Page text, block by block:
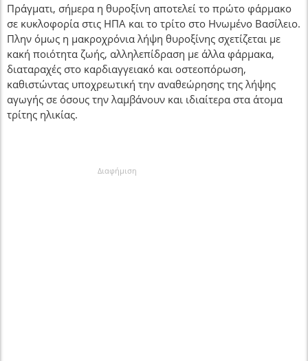
Πράγματι, σήμερα η θυροξίνη αποτελεί το πρώτο φάρμακο
σε κυκλοφορία στις ΗΠΑ και το τρίτο στο Ηνωμένο Βασίλειο.
Πλην όμως η μακροχρόνια λήψη θυροξίνης σχετίζεται με
κακή ποιότητα ζωής, αλληλεπίδραση με άλλα φάρμακα,
διαταραχές στο καρδιαγγειακό και οστεοπόρωση,
καθιστώντας υποχρεωτική την αναθεώρησης της λήψης
αγωγής σε όσους την λαμβάνουν και ιδιαίτερα στα άτομα
τρίτης ηλικίας.
Διαφήμιση